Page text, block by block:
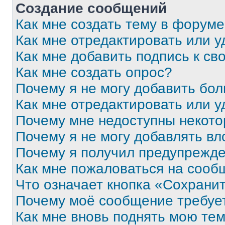
Создание сообщений
Как мне создать тему в
Как мне отредактировать или
Как мне добавить подпись к
Как мне создать опрос?
Почему я не могу добавить
Как мне отредактировать или
Почему мне недоступны
Почему я не могу добавлять
Почему я получил
Как мне пожаловаться на
Что означает кнопка
Почему моё сообщение
Как мне вновь поднять мою